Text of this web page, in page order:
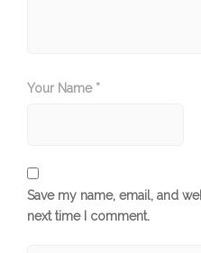
Your Name *
Save my name, email, and
next time I comment.